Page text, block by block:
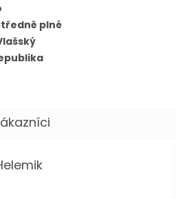
plné
obchodu je 5 z 5 hvězdiček.